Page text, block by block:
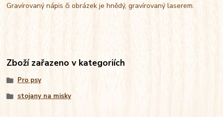
Gravírovaný nápis či obrázek je hnědý, gravírovaný laserem.
Zboží zařazeno v kategoriích
Pro psy
stojany na misky